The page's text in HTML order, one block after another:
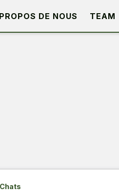
DE NOUS TEAM